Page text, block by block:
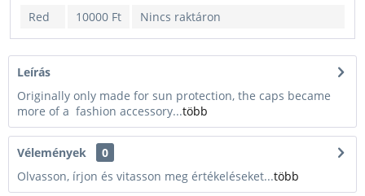
Red
10000 Ft Nincs raktáron
Leírás
Originally only made for sun protection, the caps became
more of a fashion accessory...több
Vélemények
0
Olvasson, írjon és vitasson meg értékeléseket...több